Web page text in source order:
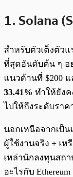
1. Solana
สำหรับตัวเต็งตัว
ที่สุดอันดับต้น ๆ อ
แนวต้านที่ $200 แ
33.41% ทำให้ยังค
ไปให้ถึงระดับราค
นอกเหนือจากเป็
ผู้ใช้งานจริง + เห
เหล่านักลงทุนสถ
อะไรกับ